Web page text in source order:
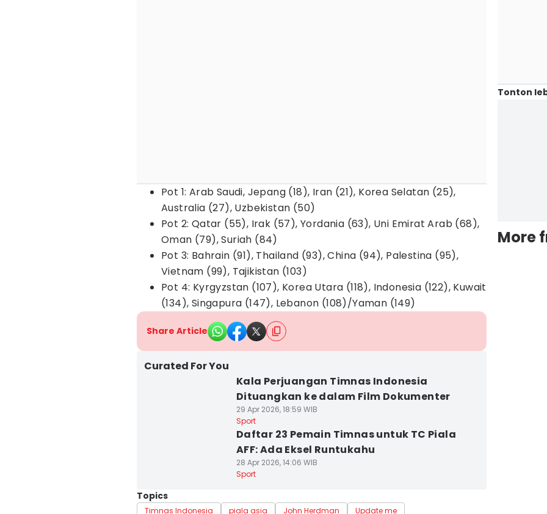
Pot 1: Arab Saudi, Jepang (18), Iran (21), Korea Selatan (25),
Australia (27), Uzbekistan (50)
Pot 2: Qatar (55), Irak (57), Yordania (63), Uni Emirat Arab (68),
Oman (79), Suriah (84)
Pot 3: Bahrain (91), Thailand (93), China (94), Palestina (95),
Vietnam (99), Tajikistan (103)
Pot 4: Kyrgyzstan (107), Korea Utara (118), Indonesia (122), Kuwait
(134), Singapura (147), Lebanon (108)/Yaman (149)
Share Article
Curated For You
Kala Perjuangan Timnas Indonesia
Dituangkan ke dalam Film Dokumenter
29 Apr 2026, 18:59 WIB
Sport
Daftar 23 Pemain Timnas untuk TC Piala
AFF: Ada Eksel Runtukahu
28 Apr 2026, 14:06 WIB
Sport
Topics
Timnas Indonesia piala asia John Herdman Update me
Tonton
More